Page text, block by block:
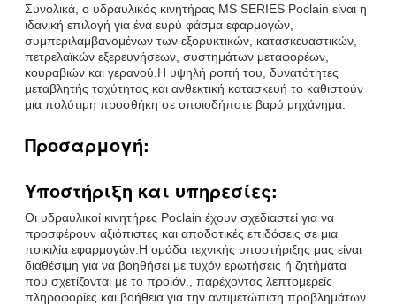
Συνολικά, ο υδραυλικός κινητήρας MS SERIES Poclain είναι η
ιδανική επιλογή για ένα ευρύ φάσμα εφαρμογών,
συμπεριλαμβανομένων των εξορυκτικών, κατασκευαστικών,
πετρελαϊκών εξερευνήσεων, συστημάτων μεταφορέων,
κουραβιών και γερανού.Η υψηλή ροπή του, δυνατότητες
μεταβλητής ταχύτητας και ανθεκτική κατασκευή το καθιστούν
μια πολύτιμη προσθήκη σε οποιοδήποτε βαρύ μηχάνημα.
Προσαρμογή:
Υποστήριξη και υπηρεσίες:
Οι υδραυλικοί κινητήρες Poclain έχουν σχεδιαστεί για να
προσφέρουν αξιόπιστες και αποδοτικές επιδόσεις σε μια
ποικιλία εφαρμογών.Η ομάδα τεχνικής υποστήριξης μας είναι
διαθέσιμη για να βοηθήσει με τυχόν ερωτήσεις ή ζητήματα
που σχετίζονται με το προϊόν., παρέχοντας λεπτομερείς
πληροφορίες και βοήθεια για την αντιμετώπιση προβλημάτων.